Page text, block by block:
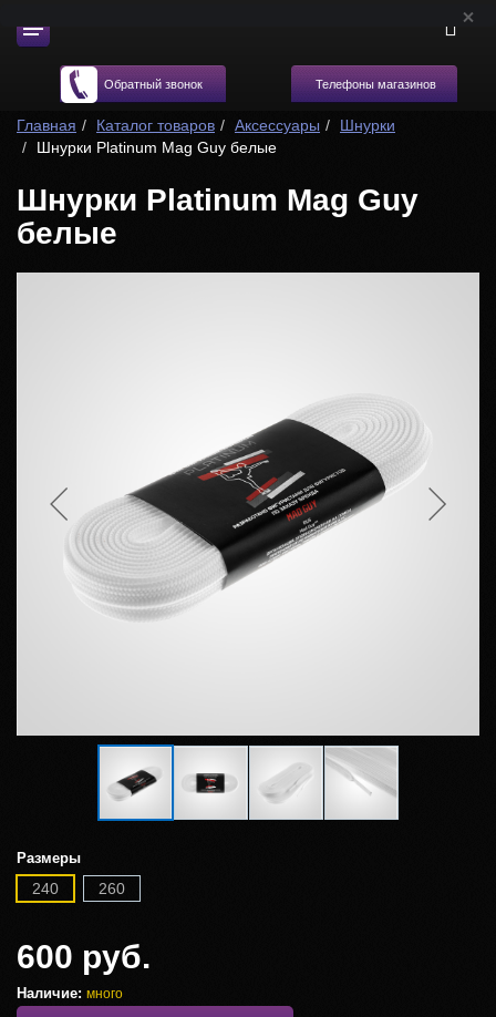
Обратный звонок Телефоны магазинов
Главная Каталог товаров Аксессуары
Шнурки
Шнурки Platinum Mag Guy белые
Шнурки Platinum Mag Guy
белые
Размеры
240 260
600 руб.
Наличие: много